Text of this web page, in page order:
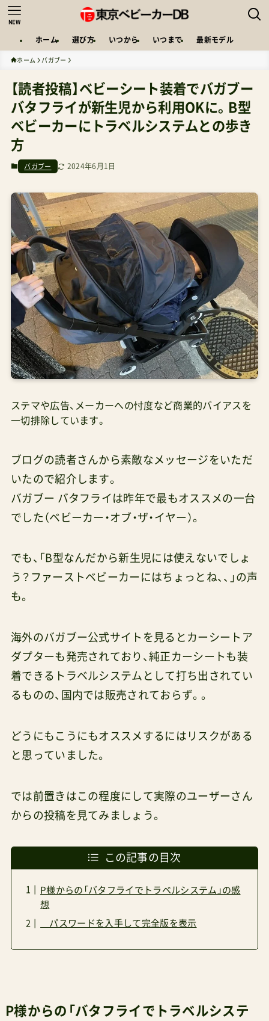
NEW
ホーム 選び方 いつから いつまで 最新モデル
ホーム バガブー
【読者投稿】ベビーシート装着でバガブー
バタフライが新生児から利用OKに。B型
ベビーカーにトラベルシステムとの歩き
方
バガブー 2024年6月1日
ステマや広告、メーカーへの忖度など商業的バイアスを
一切排除しています。
ブログの読者さんから素敵なメッセージをいただ
いたので紹介します。
バガブー バタフライは昨年で最もオススメの一台
でした（ベビーカー・オブ・ザ・イヤー）。
でも、「B型なんだから新生児には使えないでしょ
う？ファーストベビーカーにはちょっとね、、」の声
も。
海外のバガブー公式サイトを見るとカーシートア
ダプターも発売されており、純正カーシートも装
着できるトラベルシステムとして打ち出されてい
るものの、国内では販売されておらず。。
どうにもこうにもオススメするにはリスクがある
と思っていました。
では前置きはこの程度にして実際のユーザーさん
からの投稿を見てみましょう。
この記事の目次
P様からの「バタフライでトラベルシステム」の感
想
パスワードを入手して完全版を表示
P様からの「バタフライでトラベルシステ